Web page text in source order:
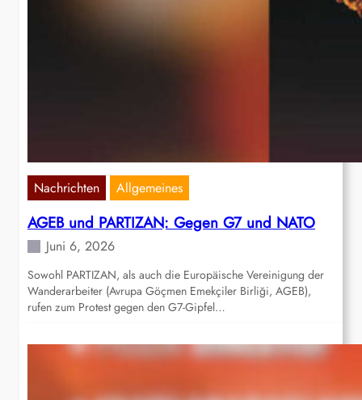
Nachrichten Allgemeines
AGEB und PARTIZAN: Gegen G7 und NATO
Juni 6, 2026
Sowohl PARTIZAN, als auch die Europäische Vereinigung der
Wanderarbeiter (Avrupa Göçmen Emekçiler Birliği, AGEB),
rufen zum Protest gegen den G7-Gipfel…